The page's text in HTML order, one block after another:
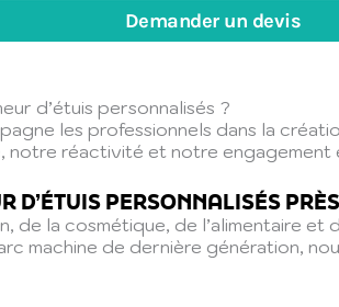
Demander un devis
d’étuis personnalisés ?
les professionnels dans la
notre réactivité et notre engagement
PERSONNALISÉS
de la cosmétique, de l’alimentaire
machine de dernière génération,